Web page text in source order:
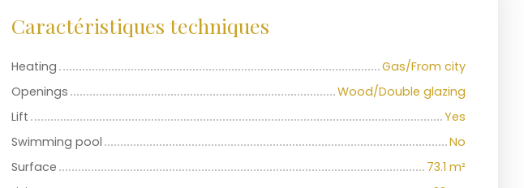
Caractéristiques techniques
Heating
Gas/From city
Openings
Wood/Double glazing
Lift
Yes
Swimming pool
No
Surface
73.1 m²